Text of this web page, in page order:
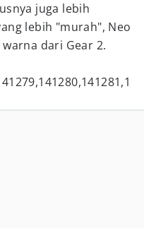
juga lebih
lebih "murah", Neo
dari Gear 2.